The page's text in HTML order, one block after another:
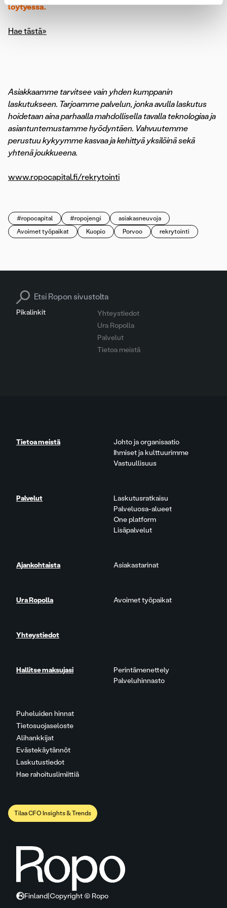
löytyessä.
Hae tästä»
Asiakkaamme tarvitsee vain yhden kumppanin
laskutukseen. Tarjoamme palvelun, jonka avulla laskutus
hoidetaan aina parhaalla mahdollisella tavalla teknologiaa ja
asiantuntemustamme hyödyntäen. Vahvuutemme
perustuu kykyymme kasvaa ja kehittyä yksilöinä sekä
yhtenä joukkueena.
www.ropocapital.fi/rekrytointi
#ropocapital #ropojengi
asiakasneuvoja
Avoimet työpaikat
Kuopio Porvoo rekrytointi
Pikalinkit
Yhteystiedot
Ura Ropolla
Palvelut
Tietoa meistä
Search for:
Puheluiden hinnat
Tietosuojaseloste
Alihankkijat
Evästekäytännöt
Laskutustiedot
Hae rahoituslimiittiä
Tietoa meistä
Johto ja organisaatio
Ihmiset ja kulttuurimme
Vastuullisuus
Palvelut
Laskutusratkaisu
Palveluosa-alueet
One platform
Lisäpalvelut
Ajankohtaista Asiakastarinat
Ura Ropolla Avoimet työpaikat
Yhteystiedot
Hallitse maksujasi
Perintämenettely
Palveluhinnasto
Tilaa CFO Insights & Trends
Finland Copyright © Ropo